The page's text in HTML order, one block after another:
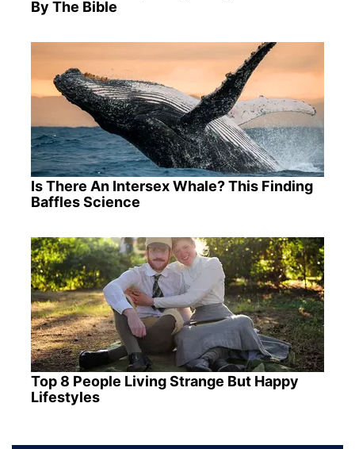
By The Bible
Is There An Intersex Whale? This Finding
Baffles Science
Top 8 People Living Strange But Happy
Lifestyles